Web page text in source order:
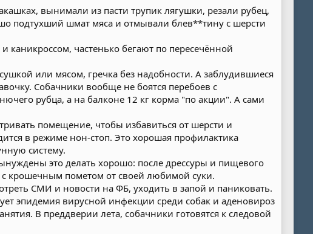
вынимали из пасти трупик лягушки, резали рубец,
подтухший шмат мяса и отмывали блев**тину с шерсти
частенько бегают по пересечённой
или мясом, гречка без надобности. А заблудившиеся
Собачники вообще не боятся перебоев с
рубца, а на балконе 12 кг корма "по акции". А сами
помещение, чтобы избавиться от шерсти и
в режиме нон-стоп. Это хорошая профилактика
систему.
это делать хорошо: после дрессуры и пищевого
крошечным пометом от своей любимой суки.
СМИ и новости на ФБ, уходить в запой и паниковать.
эпидемия вирусной инфекции среди собак и аденовироз
В преддверии лета, собачники готовятся к следовой